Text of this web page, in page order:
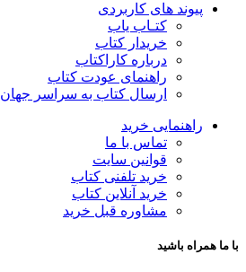
پیوند های کاربردی
کتـاب یاب
خریدار کتاب
درباره کاراکتاب
راهنمای عودت کتاب
ارسال کتاب به سراسر جهان
راهنمایی خرید
تماس با ما
قوانین سایت
خرید تلفنی کتاب
خرید آنلاین کتاب
مشاوره قبل خرید
با ما همراه باشید